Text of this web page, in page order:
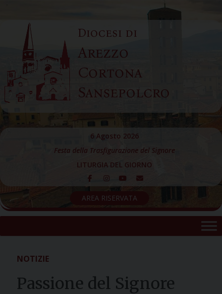
content
Diocesi di
Arezzo
Cortona
Sansepolcro
6 Agosto 2026
Festa della Trasfigurazione del Signore
LITURGIA DEL GIORNO
AREA RISERVATA
NOTIZIE
Passione del Signore